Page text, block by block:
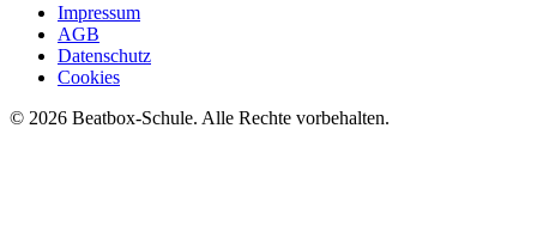
Impressum
AGB
Datenschutz
Cookies
© 2026 Beatbox-Schule. Alle Rechte vorbehalten.